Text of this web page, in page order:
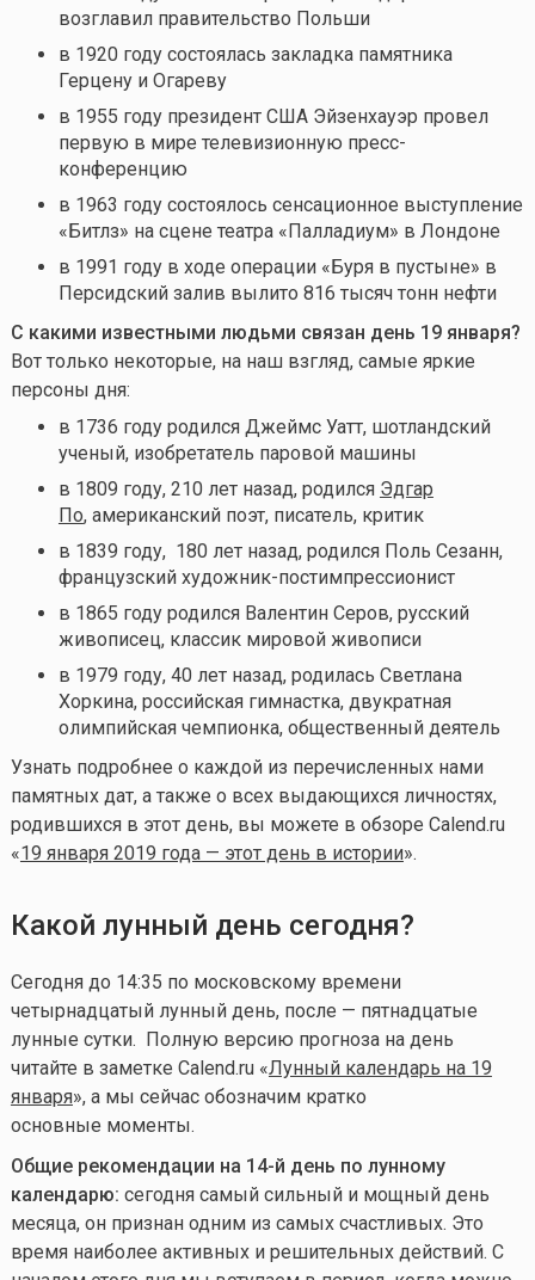
возглавил правительство Польши
в 1920 году состоялась закладка памятника
Герцену и Огареву
в 1955 году президент США Эйзенхауэр провел
первую в мире телевизионную пресс-
конференцию
в 1963 году состоялось сенсационное выступление
«Битлз» на сцене театра «Палладиум» в Лондоне
в 1991 году в ходе операции «Буря в пустыне» в
Персидский залив вылито 816 тысяч тонн нефти
С какими известными людьми связан день 19 января?
Вот только некоторые, на наш взгляд, самые яркие
персоны дня:
в 1736 году родился Джеймс Уатт, шотландский
ученый, изобретатель паровой машины
в 1809 году, 210 лет назад, родился Эдгар
По, американский поэт, писатель, критик
в 1839 году, 180 лет назад, родился Поль Сезанн,
французский художник-постимпрессионист
в 1865 году родился Валентин Серов, русский
живописец, классик мировой живописи
в 1979 году, 40 лет назад, родилась Светлана
Хоркина, российская гимнастка, двукратная
олимпийская чемпионка, общественный деятель
Узнать подробнее о каждой из перечисленных нами
памятных дат, а также о всех выдающихся личностях,
родившихся в этот день, вы можете в обзоре Calend.ru
«19 января 2019 года — этот день в истории».
Какой лунный день сегодня?
Сегодня до 14:35 по московскому времени
четырнадцатый лунный день, после — пятнадцатые
лунные сутки. Полную версию прогноза на день
читайте в заметке Calend.ru «Лунный календарь на 19
января», а мы сейчас обозначим кратко
основные моменты.
Общие рекомендации на 14-й день по лунному
календарю: сегодня самый сильный и мощный день
месяца, он признан одним из самых счастливых. Это
время наиболее активных и решительных действий. С